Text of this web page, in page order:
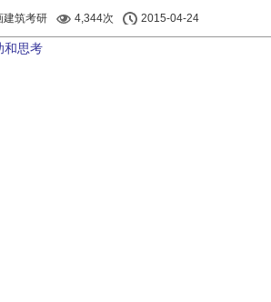
建筑考研 4,344次 2015-04-24
和思考